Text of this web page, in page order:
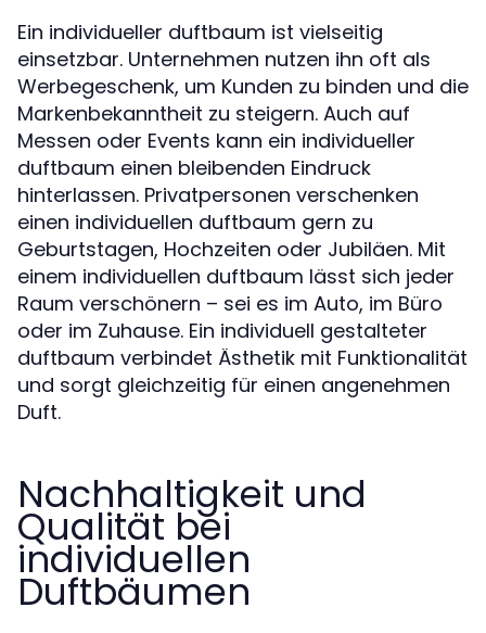
Ein individueller duftbaum ist vielseitig
einsetzbar. Unternehmen nutzen ihn oft als
Werbegeschenk, um Kunden zu binden und die
Markenbekanntheit zu steigern. Auch auf
Messen oder Events kann ein individueller
duftbaum einen bleibenden Eindruck
hinterlassen. Privatpersonen verschenken
einen individuellen duftbaum gern zu
Geburtstagen, Hochzeiten oder Jubiläen. Mit
einem individuellen duftbaum lässt sich jeder
Raum verschönern – sei es im Auto, im Büro
oder im Zuhause. Ein individuell gestalteter
duftbaum verbindet Ästhetik mit Funktionalität
und sorgt gleichzeitig für einen angenehmen
Duft.
Nachhaltigkeit und
Qualität bei
individuellen
Duftbäumen